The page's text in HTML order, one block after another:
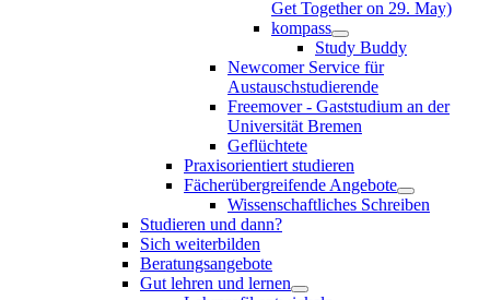
Get Together on 29. May)
kompass
Study Buddy
Newcomer Service für
Austauschstudierende
Freemover - Gaststudium an der
Universität Bremen
Geflüchtete
Praxisorientiert studieren
Fächerübergreifende Angebote
Wissenschaftliches Schreiben
Studieren und dann?
Sich weiterbilden
Beratungsangebote
Gut lehren und lernen